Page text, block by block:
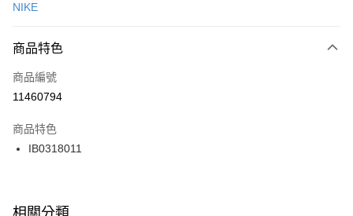
便利好安心！
３．安心：先確認商品／服務後，再付款。
【「AFTEE先享後付」結帳流程】
１．於結帳方式選擇「AFTEE先享後付」後，將跳轉至「AFTEE先享後付」
２．訂單成立數日內，您將收到繳費通知簡訊。
３．收到繳費通知簡訊後14天內，點擊此簡訊中的連結，可透過四大超商／
ATM／網路銀行／等多元方式進行付款，方視為交易完成。
※ 交易是否成功請以「AFTEE先享後付 」之結帳頁面顯示為準，若有關於
每筆NT$100，滿NT$1,500(含以上)免運費
宅配
每筆NT$100，滿NT$1,500(含以上)免運費
付款後門市自取
每筆NT$100，滿NT$1,500(含以上)免運費
NIKE
商品特色
商品編號
11460794
商品特色
IB0318011
相關分類